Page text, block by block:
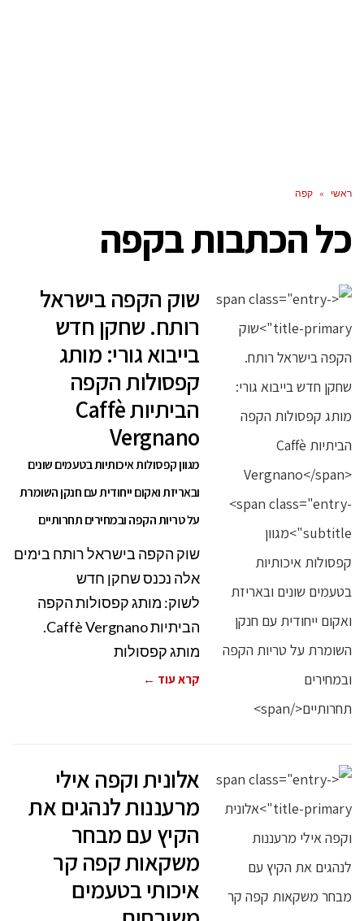
ראשי » קפה
כל הכתבות בקפה
שוק הקפה בישראל
רותח. שחקן חדש
בייבוא גורי: מותג
קפסולות הקפה
הביתיות Caffè
Vergnano
מגוון קפסולות איכותיות בטעמים שונים
ובאריזת ואקום ייחודית עם חנקן השומרת
על טריות הקפה ובמחירים תחרותיים
שוק הקפה בישראל רותח בימים
אלה נכנס שחקן חדש
לשוק: מותג קפסולות הקפה
הביתיות Caffè Vergnano.
מותג קפסולות
קרא עוד ←
אלונית וקפה אילי
מרעננות לנהגים את
הקיץ עם מבחר
משקאות קפה קר
איכותי בטעמים